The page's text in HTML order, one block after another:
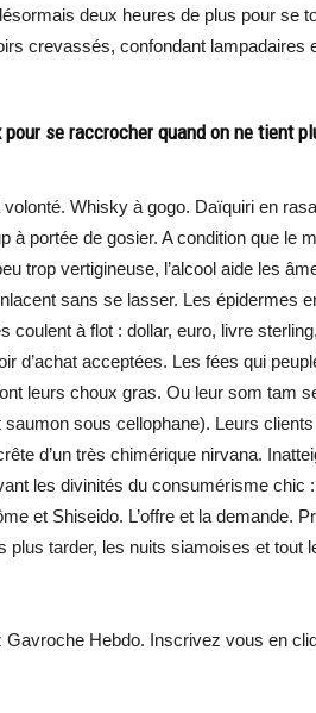
deux heures de plus pour se
crevassés, confondant lampadaires
pour se raccrocher quand on ne tient
Whisky à gogo. Daïquiri en
à portée de gosier. A condition que le
trop vertigineuse, l’alcool aide les
sans se lasser. Les épidermes
coulent à flot : dollar, euro, livre
d’achat acceptées. Les fées qui
leurs choux gras. Ou leur som tam
sous cellophane). Leurs
d’un très chimérique nirvana.
les divinités du consumérisme chic
et Shiseido. L’offre et la demande.
plus tarder, les nuits siamoises et tout
Hebdo. Inscrivez vous en